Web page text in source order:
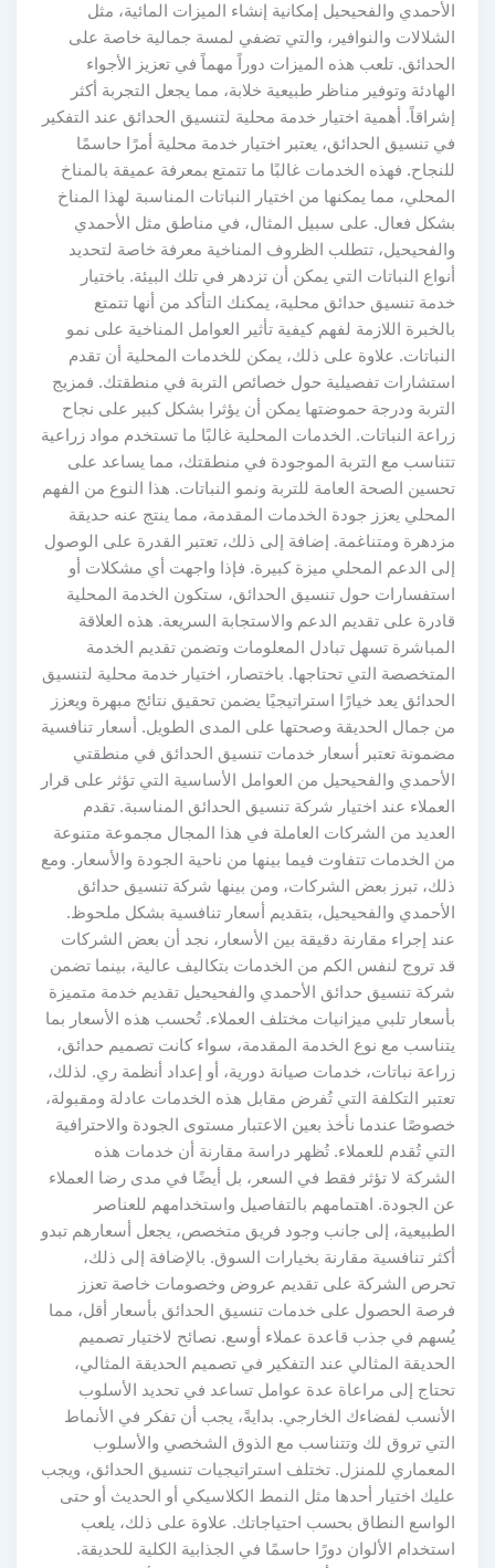
الأحمدي والفحيحيل إمكانية إنشاء الميزات المائية، مثل
الشلالات والنوافير، والتي تضفي لمسة جمالية خاصة على
الحدائق. تلعب هذه الميزات دوراً مهماً في تعزيز الأجواء
الهادئة وتوفير مناظر طبيعية خلابة، مما يجعل التجربة أكثر
إشراقاً. أهمية اختيار خدمة محلية لتنسيق الحدائق عند التفكير
في تنسيق الحدائق، يعتبر اختيار خدمة محلية أمرًا حاسمًا
للنجاح. فهذه الخدمات غالبًا ما تتمتع بمعرفة عميقة بالمناخ
المحلي، مما يمكنها من اختيار النباتات المناسبة لهذا المناخ
بشكل فعال. على سبيل المثال، في مناطق مثل الأحمدي
والفحيحيل، تتطلب الظروف المناخية معرفة خاصة لتحديد
أنواع النباتات التي يمكن أن تزدهر في تلك البيئة. باختيار
خدمة تنسيق حدائق محلية، يمكنك التأكد من أنها تتمتع
بالخبرة اللازمة لفهم كيفية تأثير العوامل المناخية على نمو
النباتات. علاوة على ذلك، يمكن للخدمات المحلية أن تقدم
استشارات تفصيلية حول خصائص التربة في منطقتك. فمزيج
التربة ودرجة حموضتها يمكن أن يؤثرا بشكل كبير على نجاح
زراعة النباتات. الخدمات المحلية غالبًا ما تستخدم مواد زراعية
تتناسب مع التربة الموجودة في منطقتك، مما يساعد على
تحسين الصحة العامة للتربة ونمو النباتات. هذا النوع من الفهم
المحلي يعزز جودة الخدمات المقدمة، مما ينتج عنه حديقة
مزدهرة ومتناغمة. إضافة إلى ذلك، تعتبر القدرة على الوصول
إلى الدعم المحلي ميزة كبيرة. فإذا واجهت أي مشكلات أو
استفسارات حول تنسيق الحدائق، ستكون الخدمة المحلية
قادرة على تقديم الدعم والاستجابة السريعة. هذه العلاقة
المباشرة تسهل تبادل المعلومات وتضمن تقديم الخدمة
المتخصصة التي تحتاجها. باختصار، اختيار خدمة محلية لتنسيق
الحدائق يعد خيارًا استراتيجيًا يضمن تحقيق نتائج مبهرة ويعزز
من جمال الحديقة وصحتها على المدى الطويل. أسعار تنافسية
مضمونة تعتبر أسعار خدمات تنسيق الحدائق في منطقتي
الأحمدي والفحيحيل من العوامل الأساسية التي تؤثر على قرار
العملاء عند اختيار شركة تنسيق الحدائق المناسبة. تقدم
العديد من الشركات العاملة في هذا المجال مجموعة متنوعة
من الخدمات تتفاوت فيما بينها من ناحية الجودة والأسعار. ومع
ذلك، تبرز بعض الشركات، ومن بينها شركة تنسيق حدائق
الأحمدي والفحيحيل، بتقديم أسعار تنافسية بشكل ملحوظ.
عند إجراء مقارنة دقيقة بين الأسعار، نجد أن بعض الشركات
قد تروج لنفس الكم من الخدمات بتكاليف عالية، بينما تضمن
شركة تنسيق حدائق الأحمدي والفحيحيل تقديم خدمة متميزة
بأسعار تلبي ميزانيات مختلف العملاء. تُحسب هذه الأسعار بما
يتناسب مع نوع الخدمة المقدمة، سواء كانت تصميم حدائق،
زراعة نباتات، خدمات صيانة دورية، أو إعداد أنظمة ري. لذلك،
تعتبر التكلفة التي تُفرض مقابل هذه الخدمات عادلة ومقبولة،
خصوصًا عندما نأخذ بعين الاعتبار مستوى الجودة والاحترافية
التي تُقدم للعملاء. تُظهر دراسة مقارنة أن خدمات هذه
الشركة لا تؤثر فقط في السعر، بل أيضًا في مدى رضا العملاء
عن الجودة. اهتمامهم بالتفاصيل واستخدامهم للعناصر
الطبيعية، إلى جانب وجود فريق متخصص، يجعل أسعارهم تبدو
أكثر تنافسية مقارنة بخيارات السوق. بالإضافة إلى ذلك،
تحرص الشركة على تقديم عروض وخصومات خاصة تعزز
فرصة الحصول على خدمات تنسيق الحدائق بأسعار أقل، مما
يُسهم في جذب قاعدة عملاء أوسع. نصائح لاختيار تصميم
الحديقة المثالي عند التفكير في تصميم الحديقة المثالي،
تحتاج إلى مراعاة عدة عوامل تساعد في تحديد الأسلوب
الأنسب لفضاءك الخارجي. بدايةً، يجب أن تفكر في الأنماط
التي تروق لك وتتناسب مع الذوق الشخصي والأسلوب
المعماري للمنزل. تختلف استراتيجيات تنسيق الحدائق، ويجب
عليك اختيار أحدها مثل النمط الكلاسيكي أو الحديث أو حتى
الواسع النطاق بحسب احتياجاتك. علاوة على ذلك، يلعب
استخدام الألوان دورًا حاسمًا في الجذابية الكلية للحديقة.